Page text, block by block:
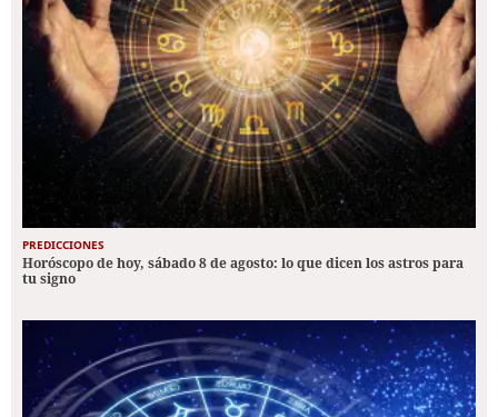
PREDICCIONES
Horóscopo de hoy, sábado 8 de agosto: lo que dicen los astros para
tu signo